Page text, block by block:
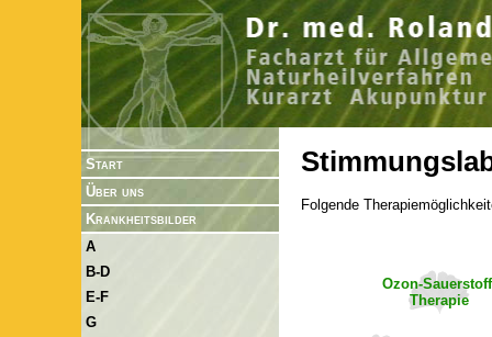
Start
Über uns
Krankheitsbilder
A
B-D
E-F
G
Folgende
Ozon-
Therapie